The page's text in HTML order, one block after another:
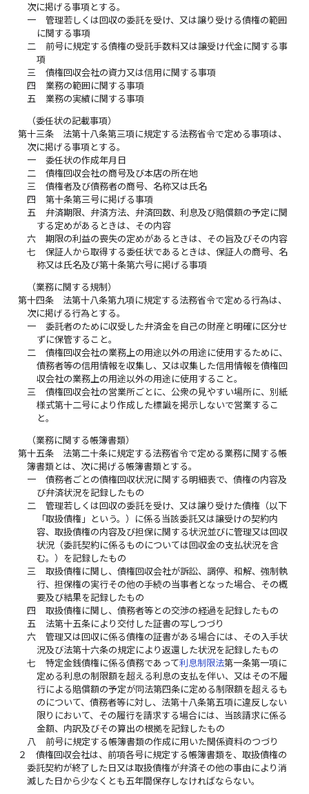
次に掲げる事項とする。
一
管理若しくは回収の委託を受け、又は譲り受ける債権の範囲
に関する事項
二
前号に規定する債権の受託手数料又は譲受け代金に関する事
項
三
債権回収会社の資力又は信用に関する事項
四
業務の範囲に関する事項
五
業務の実績に関する事項
（委任状の記載事項）
第十三条
法第十八条第三項に規定する法務省令で定める事項は、
次に掲げる事項とする。
一
委任状の作成年月日
二
債権回収会社の商号及び本店の所在地
三
債権者及び債務者の商号、名称又は氏名
四
第十条第三号に掲げる事項
五
弁済期限、弁済方法、弁済回数、利息及び賠償額の予定に関
する定めがあるときは、その内容
六
期限の利益の喪失の定めがあるときは、その旨及びその内容
七
保証人から取得する委任状であるときは、保証人の商号、名
称又は氏名及び第十条第六号に掲げる事項
（業務に関する規制）
第十四条
法第十八条第九項に規定する法務省令で定める行為は、
次に掲げる行為とする。
一
委託者のために収受した弁済金を自己の財産と明確に区分せ
ずに保管すること。
二
債権回収会社の業務上の用途以外の用途に使用するために、
債務者等の信用情報を収集し、又は収集した信用情報を債権回
収会社の業務上の用途以外の用途に使用すること。
三
債権回収会社の営業所ごとに、公衆の見やすい場所に、別紙
様式第十二号により作成した標識を掲示しないで営業するこ
と。
（業務に関する帳簿書類）
第十五条
法第二十条に規定する法務省令で定める業務に関する帳
簿書類とは、次に掲げる帳簿書類とする。
一
債務者ごとの債権回収状況に関する明細表で、債権の内容及
び弁済状況を記録したもの
二
管理若しくは回収の委託を受け、又は譲り受けた債権（以下
「取扱債権」という。）に係る当該委託又は譲受けの契約内
容、取扱債権の内容及び担保に関する状況並びに管理又は回収
状況（委託契約に係るものについては回収金の支払状況を含
む。）を記録したもの
三
取扱債権に関し、債権回収会社が訴訟、調停、和解、強制執
行、担保権の実行その他の手続の当事者となった場合、その概
要及び結果を記録したもの
四
取扱債権に関し、債務者等との交渉の経過を記録したもの
五
法第十五条により交付した証書の写しつづり
六
管理又は回収に係る債権の証書がある場合には、その入手状
況及び法第十六条の規定により返還した状況を記録したもの
七
特定金銭債権に係る債務であって利息制限法第一条第一項に
定める利息の制限額を超える利息の支払を伴い、又はその不履
行による賠償額の予定が同法第四条に定める制限額を超えるも
のについて、債務者等に対し、法第十八条第五項に違反しない
限りにおいて、その履行を請求する場合には、当該請求に係る
金額、内訳及びその算出の根拠を記録したもの
八
前号に規定する帳簿書類の作成に用いた関係資料のつづり
２
債権回収会社は、前項各号に規定する帳簿書類を、取扱債権の
委託契約が終了した日又は取扱債権が弁済その他の事由により消
滅した日から少なくとも五年間保存しなければならない。